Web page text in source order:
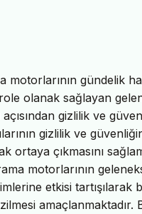
motorlarının gündelik
olanak sağlayan
gizlilik ve
gizlilik ve
ortaya çıkmasını
motorlarının
etkisi